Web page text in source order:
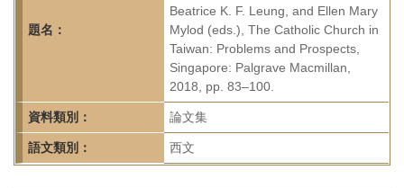
所-
頁
題名：
Beatrice K. F. Leung, and Ellen Mary
Mylod (eds.), The Catholic Church in
Taiwan: Problems and Prospects,
Singapore: Palgrave Macmillan,
2018, pp. 83–100.
資料類別： 論文集
語文類別： 西文